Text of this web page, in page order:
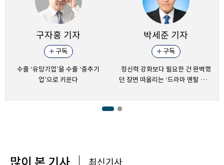
구자홍 기자
구독
수출 ‘유망기업’을 수출 ‘중추기
업’으로 키운다
박세준 기자
구독
정신력 강화보다 필요한 건 완벽했
던 장면 떠올리는 ‘드라마 멘탈 트레
최신기사